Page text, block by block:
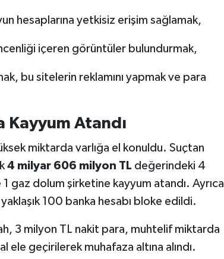
hesaplarına yetkisiz erişim sağlamak,
içeren görüntüler bulundurmak,
bu sitelerin reklamını yapmak ve para
Kayyum Atandı
miktarda varlığa el konuldu. Suçtan
4 milyar 606 milyon TL değerindeki 4
gaz dolum şirketine kayyum atandı. Ayrıca
100 banka hesabı bloke edildi.
3 milyon TL nakit para, muhtelif miktarda
geçirilerek muhafaza altına alındı.